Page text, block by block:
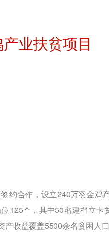
业扶贫项目
约合作，设立240万羽金鸡
125个，其中50名建档立卡
收益覆盖5500余名贫困人口